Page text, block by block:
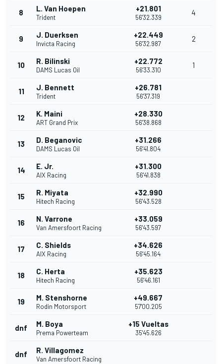
8 L. Van Hoepen
Trident
+21.801
56'32.339
4
9 J. Duerksen
Invicta Racing
+22.449
56'32.987
2
10 R. Bilinski
DAMS Lucas Oil
+22.772
56'33.310
1
11 J. Bennett
Trident
+26.781
56'37.319
12 K. Maini
ART Grand Prix
+28.330
56'38.868
13 D. Beganovic
DAMS Lucas Oil
+31.266
56'41.804
14 E. Jr.
AIX Racing
+31.300
56'41.838
15 R. Miyata
Hitech Racing
+32.990
56'43.528
16 N. Varrone
Van Amersfoort Racing
+33.059
56'43.597
17 C. Shields
AIX Racing
+34.626
56'45.164
18 C. Herta
Hitech Racing
+35.623
56'46.161
19 M. Stenshorne
Rodin Motorsport
+49.667
57'00.205
dnf M. Boya
Prema Powerteam
+15 Vueltas
35'45.626
dnf R. Villagomez
Van Amersfoort Racing